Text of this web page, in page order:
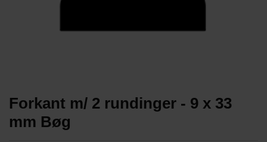
Forkant m/ 2 rundinger - 9 x 33
mm Bøg